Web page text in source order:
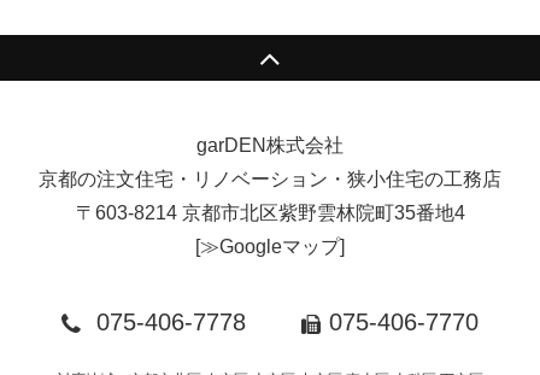
garDEN株式会社
京都の注文住宅・リノベーション・狭小住宅の工務店
〒603-8214 京都市北区紫野雲林院町35番地4
[≫Googleマップ]
075-406-7778 075-406-7770